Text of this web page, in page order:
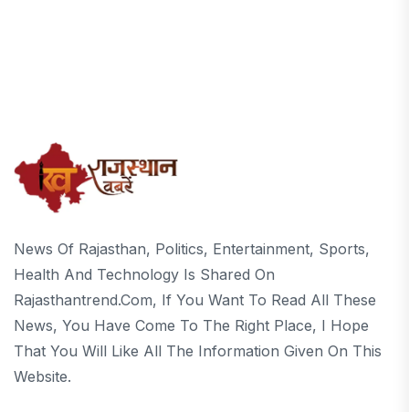
News Of Rajasthan, Politics, Entertainment, Sports,
Health And Technology Is Shared On
Rajasthantrend.com, If You Want To Read All These
News, You Have Come To The Right Place, I Hope
That You Will Like All The Information Given On This
Website.